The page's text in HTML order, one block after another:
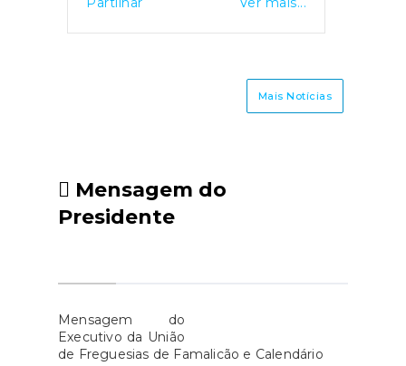
manutenção na rede de
dos marcos de incêndio) na
corte de abastecimento de
água na zona envolvente.O
envolvente do edifício do Posto
Rua Barão da Trovisqueirae Av.
25 de Abril.
Mais Notícias
Mensagem do
Presidente
Mensagem do
Executivo da União
de Freguesias de Famalicão e Calendário